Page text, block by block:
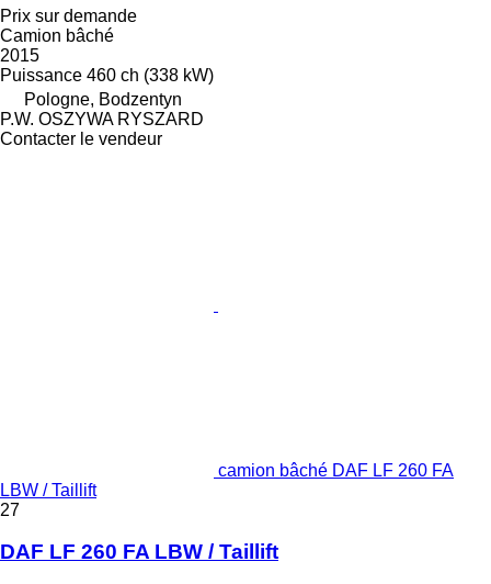
Prix sur demande
Camion bâché
2015
Puissance 460 ch (338 kW)
Pologne, Bodzentyn
P.W. OSZYWA RYSZARD
Contacter le vendeur
camion bâché DAF LF 260 FA
LBW / Taillift
27
DAF LF 260 FA LBW / Taillift